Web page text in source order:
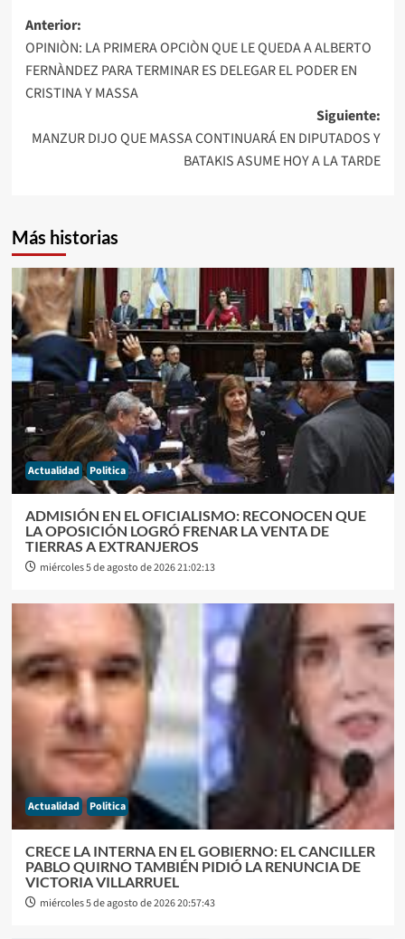
Navegación
de
entradas
Anterior:
OPINIÒN: LA PRIMERA OPCIÒN QUE LE QUEDA A ALBERTO
FERNÀNDEZ PARA TERMINAR ES DELEGAR EL PODER EN
CRISTINA Y MASSA
Siguiente:
MANZUR DIJO QUE MASSA CONTINUARÁ EN DIPUTADOS Y
BATAKIS ASUME HOY A LA TARDE
Más historias
Actualidad Politica
ADMISIÓN EN EL OFICIALISMO: RECONOCEN QUE
LA OPOSICIÓN LOGRÓ FRENAR LA VENTA DE
TIERRAS A EXTRANJEROS
miércoles 5 de agosto de 2026 21:02:13
Actualidad Politica
CRECE LA INTERNA EN EL GOBIERNO: EL CANCILLER
PABLO QUIRNO TAMBIÉN PIDIÓ LA RENUNCIA DE
VICTORIA VILLARRUEL
miércoles 5 de agosto de 2026 20:57:43